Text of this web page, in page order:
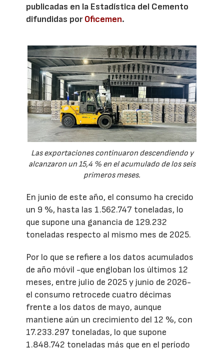
publicadas en la Estadística del Cemento
difundidas porOficemen.
Las exportaciones continuaron descendiendo y
alcanzaron un 15,4 % en el acumulado de los seis
primeros meses.
En junio de este año, el consumo ha crecido
un 9 %, hasta las 1.562.747 toneladas, lo
que supone una ganancia de 129.232
toneladas respecto al mismo mes de 2025.
Por lo que se refiere a los datos acumulados
de año móvil -que engloban los últimos 12
meses, entre julio de 2025 y junio de 2026-
el consumo retrocede cuatro décimas
frente a los datos de mayo, aunque
mantiene aún un crecimiento del 12 %, con
17.233.297 toneladas, lo que supone
1.848.742 toneladas más que en el período